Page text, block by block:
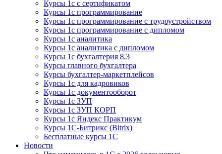
Курсы 1с с сертификатом
Курсы 1с программирование
Курсы 1с программирование с трудоустройством
Курсы 1с программирование с дипломом
Курсы 1с аналитика
Курсы 1с аналитика с дипломом
Курсы 1с бухгалтерия 8.3
Курсы главного бухгалтера
Курсы бухгалтер-маркетплейсов
Курсы 1с для кадровиков
Курсы 1с документооборот
Курсы 1с ЗУП
Курсы 1с ЗУП КОРП
Курсы 1с Яндекс Практикум
Курсы 1С-Битрикс (Bitrix)
Бесплатные курсы 1С
Новости